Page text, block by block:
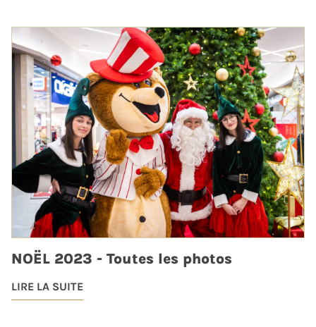
NOËL 2023 - Toutes les photos
LIRE LA SUITE